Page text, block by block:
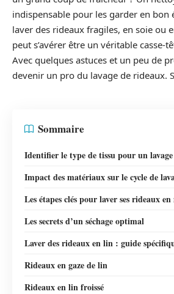
indispensable pour les garder en bon
laver des rideaux fragiles, en soie ou
peut s’avérer être un véritable casse-
Avec quelques astuces et un peu de
devenir un pro du lavage de rideaux.
Sommaire
Identifier le type de tissu pour un
Impact des matériaux sur le cycle de
Les étapes clés pour laver ses rideaux
Les secrets d’un séchage optimal
Laver des rideaux en lin : guide
Rideaux en gaze de lin
Rideaux en lin froissé